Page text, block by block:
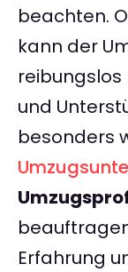
beachten.
kann der
und
besonders
Erfahrung